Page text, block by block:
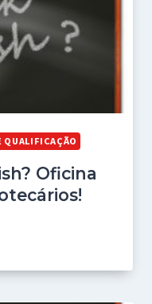
QUALIFICAÇÃO
Oficina